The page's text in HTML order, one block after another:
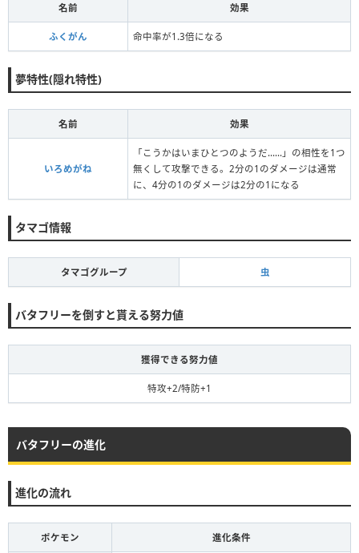
名前 効果
ふくがん 命中率が1.3倍になる
夢特性(隠れ特性)
名前 効果
いろめがね
「こうかはいまひとつのようだ……」の相性を1つ
無くして攻撃できる。2分の1のダメージは通常
に、4分の1のダメージは2分の1になる
タマゴ情報
タマゴグループ 虫
バタフリーを倒すと貰える努力値
獲得できる努力値
特攻+2/特防+1
バタフリーの進化
進化の流れ
ポケモン 進化条件